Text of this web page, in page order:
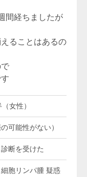
間経ちましたが
ることはあるの
女性）
可能性がない）
断を受けた
胞リンパ腫 疑惑